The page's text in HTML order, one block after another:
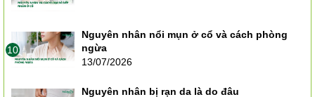
10
Nguyên nhân nổi mụn ở cổ và cách phòng
ngừa
13/07/2026
Nguyên nhân bị rạn da là do đâu